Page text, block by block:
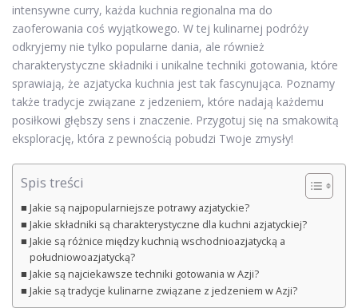
intensywne curry, każda kuchnia regionalna ma do
zaoferowania coś wyjątkowego. W tej kulinarnej podróży
odkryjemy nie tylko popularne dania, ale również
charakterystyczne składniki i unikalne techniki gotowania, które
sprawiają, że azjatycka kuchnia jest tak fascynująca. Poznamy
także tradycje związane z jedzeniem, które nadają każdemu
posiłkowi głębszy sens i znaczenie. Przygotuj się na smakowitą
eksplorację, która z pewnością pobudzi Twoje zmysły!
Spis treści
Jakie są najpopularniejsze potrawy azjatyckie?
Jakie składniki są charakterystyczne dla kuchni azjatyckiej?
Jakie są różnice między kuchnią wschodnioazjatycką a
południowoazjatycką?
Jakie są najciekawsze techniki gotowania w Azji?
Jakie są tradycje kulinarne związane z jedzeniem w Azji?